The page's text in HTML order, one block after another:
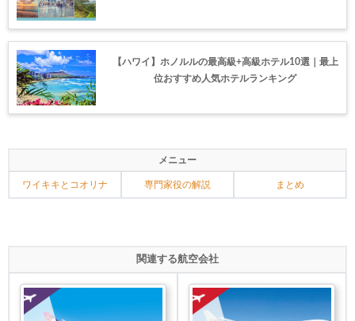
【ハワイ】ホノルルの最高級+高級ホテル10選｜最上
位おすすめ人気ホテルランキング
メニュー
ワイキキとコオリナ 専門家役の解説 まとめ
関連する航空会社